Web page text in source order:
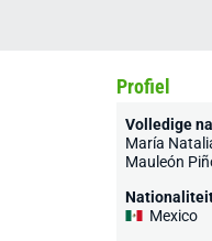
Profiel
Volledige
María
Mauleón
Mexico